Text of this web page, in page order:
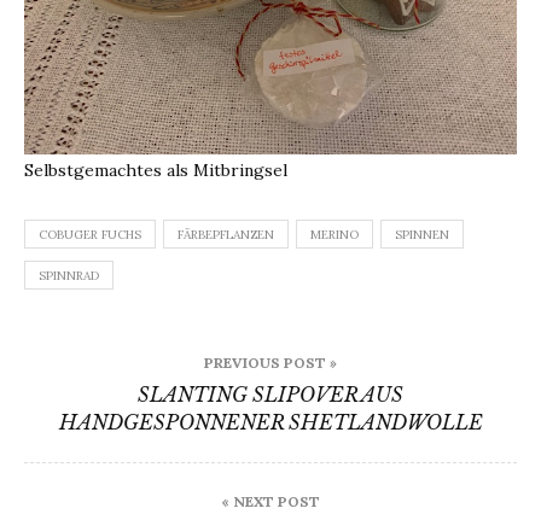
Selbstgemachtes als Mitbringsel
COBUGER FUCHS FÄRBEPFLANZEN MERINO SPINNEN
SPINNRAD
PREVIOUS POST »
SLANTING SLIPOVER AUS
HANDGESPONNENER SHETLANDWOLLE
« NEXT POST